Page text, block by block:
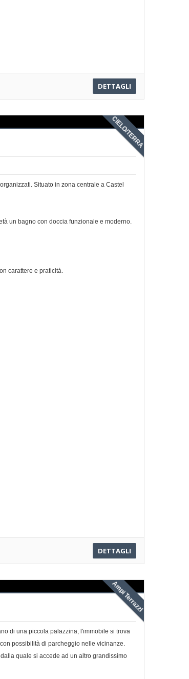
DETTAGLI
CIELO/TERRA
Situato in zona centrale a Castel
un bagno con doccia funzionale e moderno.
carattere e praticità.
DETTAGLI
Ampi Terrazzi
di una piccola palazzina, l'immobile si trova
possibilità di parcheggio nelle vicinanze.
quale si accede ad un altro grandissimo